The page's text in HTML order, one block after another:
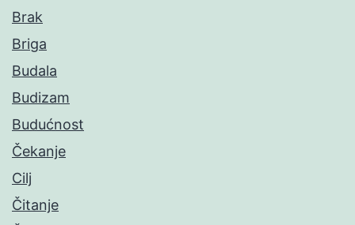
Brak
Briga
Budala
Budizam
Budućnost
Čekanje
Cilj
Čitanje